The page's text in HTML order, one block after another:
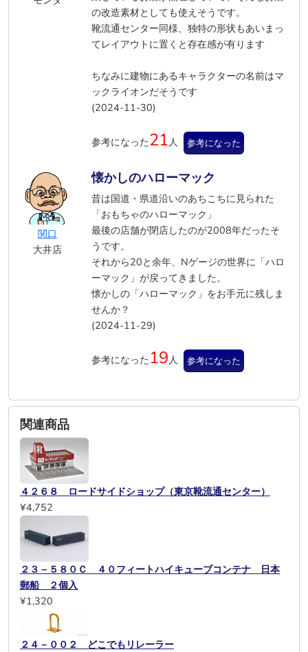
の改造素材としても使えそうです。
靴流通センター同様、独特の形状もあいまっ
てレイアウトに置くと存在感が有ります
ちなみに建物にあるキャラクターの名前はマ
ックライオンだそうです
(2024-11-30)
参考になった21人 参考になった
関口
大井店
懐かしのハローマック
昔は国道・県道沿いのあちこちに見られた
「おもちゃのハローマック」
最後の店舗が閉店したのが2008年だったそ
うです。
それから20と余年、Nゲージの世界に「ハロ
ーマック」が戻ってきました。
懐かしの「ハローマック」をお手元に残しま
せんか？
(2024-11-29)
参考になった 19人 参考になった
関連商品
４２６８ ロードサイドショップ（東京靴流通センター）
¥4,752
２３－５８０Ｃ ４０フィートハイキューブコンテナ 日本
郵船 ２個入
¥1,320
２４－００２ どこでもリレーラー